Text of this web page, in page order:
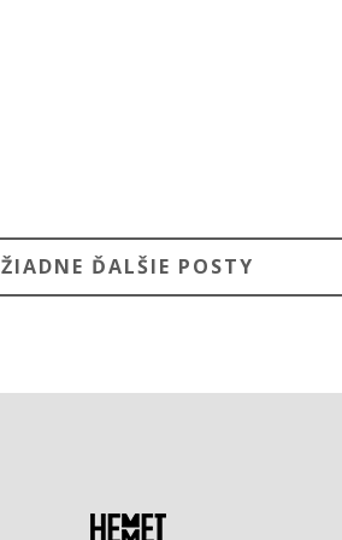
ŽIADNE ĎALŠIE POSTY